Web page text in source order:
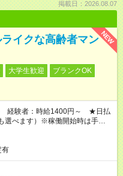
掲載日：2026.08.07
NEW
イクな高齢者マン
大学生歓迎
ブランクOK
経験者：時給1400円～ ★日払
選べます）※稼働開始時は手続き
有